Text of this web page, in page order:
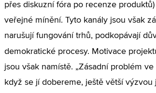
přes diskuzní fóra po recenze
veřejné mínění. Tyto kanály jsou však
narušují fungování trhů, podkopávají
demokratické procesy. Motivace
jsou však namístě. „Zásadní problém
když se jí dobereme, ještě větší